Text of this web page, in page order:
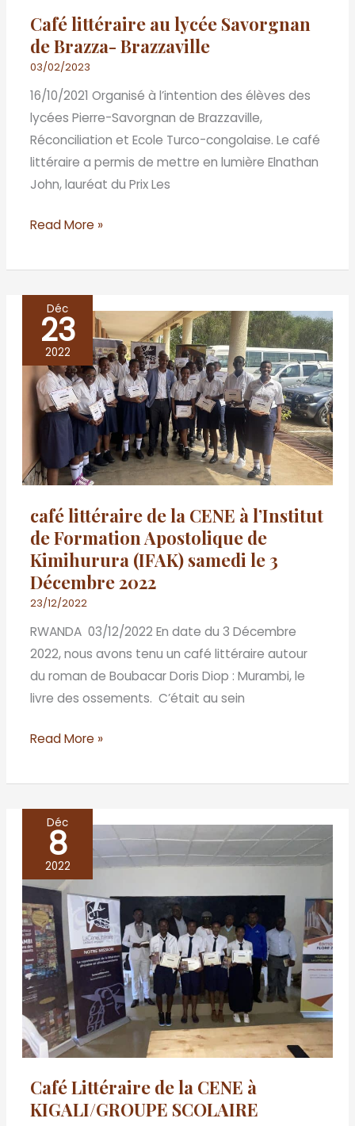
Café littéraire au lycée Savorgnan
de Brazza- Brazzaville
03/02/2023
16/10/2021 Organisé à l’intention des élèves des
lycées Pierre-Savorgnan de Brazzaville,
Réconciliation et Ecole Turco-congolaise. Le café
littéraire a permis de mettre en lumière Elnathan
John, lauréat du Prix Les
Savorgnan
de
Brazza-
Brazzaville
Read More »
Déc
23
2022
café littéraire de la CENE à l’Institut
de Formation Apostolique de
Kimihurura (IFAK) samedi le 3
Décembre 2022
23/12/2022
RWANDA 03/12/2022 En date du 3 Décembre
2022, nous avons tenu un café littéraire autour
du roman de Boubacar Doris Diop : Murambi, le
livre des ossements. C’était au sein
café
littéraire
de
la
CENE
l’Institut
de
Formation
Apostolique
de
Kimihurura
(IFAK)
le
3
Décembre
2022
Read More »
Déc
8
2022
Café Littéraire de la CENE à
KIGALI/GROUPE SCOLAIRE
Café
Littéraire
de
la
CENE
à
KIGALI/GROUPE
SCOLAIRE
CONSULAIRE
CONGOLAIS
Décembre
2022